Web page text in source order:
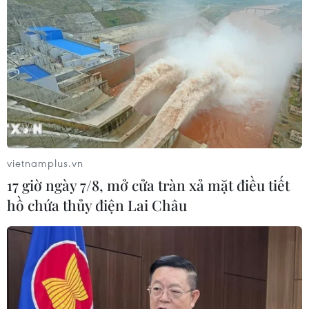
Miền Bắc giảm mưa từ đêm
nay, cuối tuần chuyển nắng nóng
07/08/2026 04:41
Xuất hiện áp thấp nhiệt đới trên khu
vực vịnh Bắc Bộ
07/08/2026 03:54
Lào Cai khẩn trương tìm kiếm 2
người mất tích do mưa lũ
07/08/2026 03:04
vietnamplus.vn
17 giờ ngày 7/8, mở cửa tràn xả mặt điều tiết
hồ chứa thủy điện Lai Châu